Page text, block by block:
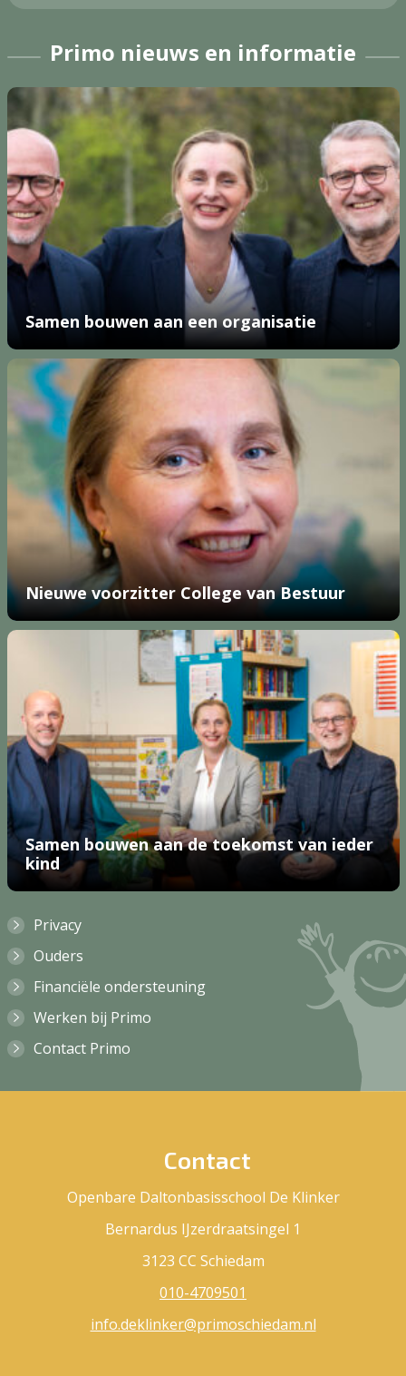
Primo nieuws en informatie
Samen bouwen aan een organisatie
Nieuwe voorzitter College van Bestuur
Samen bouwen aan de toekomst van ieder
kind
Privacy
Ouders
Financiële ondersteuning
Werken bij Primo
Contact Primo
Contact
Openbare Daltonbasisschool De Klinker
Bernardus IJzerdraatsingel 1
3123 CC Schiedam
010-4709501
info.deklinker@primoschiedam.nl